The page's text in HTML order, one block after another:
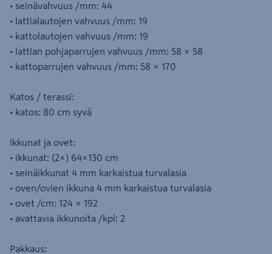
• seinävahvuus /mm: 44
• lattialautojen vahvuus /mm: 19
• kattolautojen vahvuus /mm: 19
• lattian pohjaparrujen vahvuus /mm: 58 × 58
• kattoparrujen vahvuus /mm: 58 × 170
Katos / terassi:
• katos: 80 cm syvä
Ikkunat ja ovet:
• ikkunat: (2×) 64×130 cm
• seinäikkunat 4 mm karkaistua turvalasia
• oven/ovien ikkuna 4 mm karkaistua turvalasia
• ovet /cm: 124 × 192
• avattavia ikkunoita /kpl: 2
Pakkaus: